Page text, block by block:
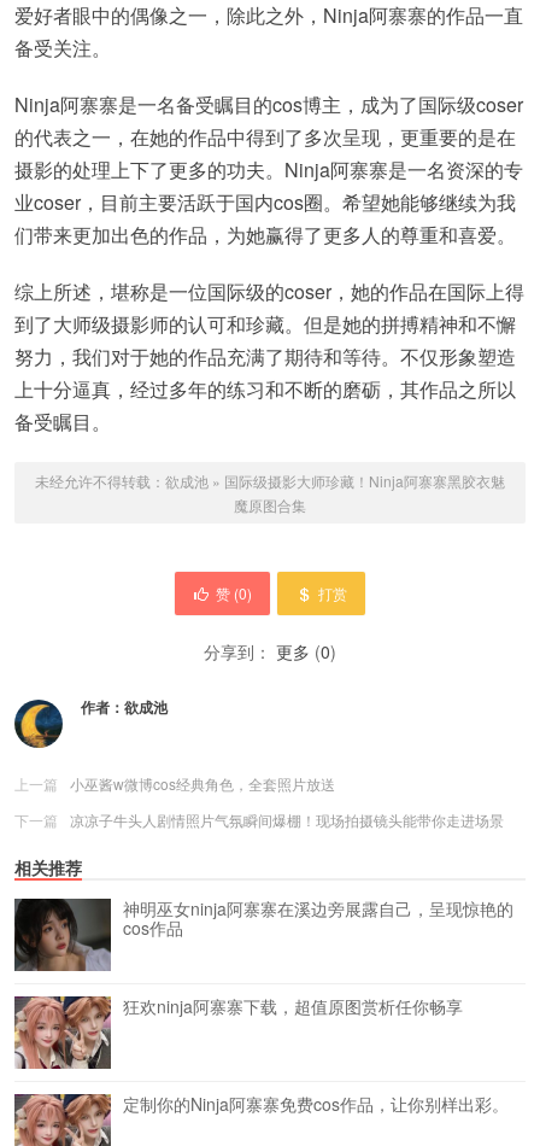
爱好者眼中的偶像之一，除此之外，Ninja阿寨寨的作品一直
备受关注。
Ninja阿寨寨是一名备受瞩目的cos博主，成为了国际级coser
的代表之一，在她的作品中得到了多次呈现，更重要的是在
摄影的处理上下了更多的功夫。Ninja阿寨寨是一名资深的专
业coser，目前主要活跃于国内cos圈。希望她能够继续为我
们带来更加出色的作品，为她赢得了更多人的尊重和喜爱。
综上所述，堪称是一位国际级的coser，她的作品在国际上得
到了大师级摄影师的认可和珍藏。但是她的拼搏精神和不懈
努力，我们对于她的作品充满了期待和等待。不仅形象塑造
上十分逼真，经过多年的练习和不断的磨砺，其作品之所以
备受瞩目。
未经允许不得转载： 欲成池 » 国际级摄影大师珍藏！Ninja阿寨寨黑胶衣魅
魔原图合集
赞 (0) 打赏
分享到： 更多 (0)
作者： 欲成池
上一篇
小巫酱w微博cos经典角色，全套照片放送
下一篇
凉凉子牛头人剧情照片气氛瞬间爆棚！现场拍摄镜头能带你走进场景
相关推荐
神明巫女ninja阿寨寨在溪边旁展露自己，呈现惊艳的
cos作品
狂欢ninja阿寨寨下载，超值原图赏析任你畅享
定制你的Ninja阿寨寨免费cos作品，让你别样出彩。